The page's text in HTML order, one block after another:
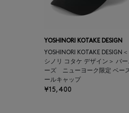
YOSHINORI KOTAKE DESIGN
YOSHINORI KOTAKE DESIGN＜
シノリ コタケ デザイン＞ バー
ーズ ニューヨーク限定 ベー
ールキャップ
¥15,400